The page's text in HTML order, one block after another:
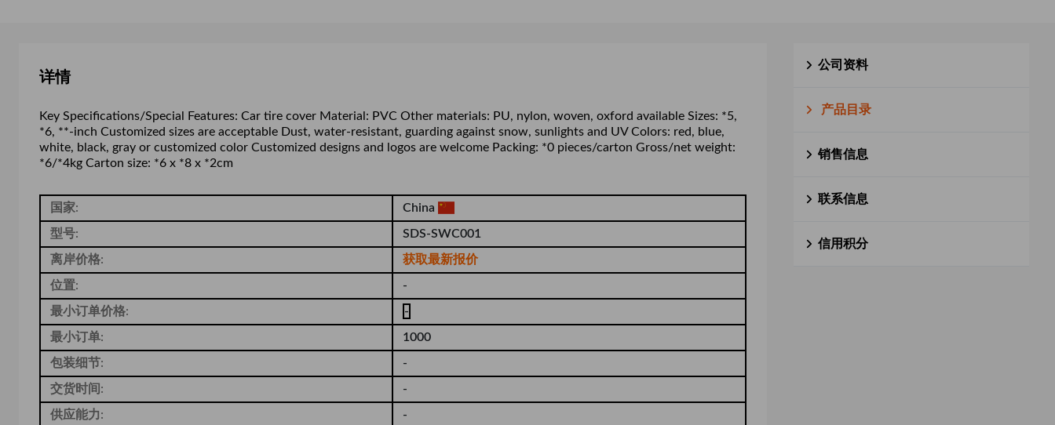
详情
Key Specifications/Special Features: Car tire cover Material: PVC Other materials: PU, nylon, woven, oxford available Sizes: *5,
*6, **-inch Customized sizes are acceptable Dust, water-resistant, guarding against snow, sunlights and UV Colors: red, blue,
white, black, gray or customized color Customized designs and logos are welcome Packing: *0 pieces/carton Gross/net weight:
*6/*4kg Carton size: *6 x *8 x *2cm
国家: China
型号: SDS-SWC001
离岸价格: 获取最新报价
位置: -
最小订单价格: -
最小订单: 1000
包装细节: -
交货时间: -
供应能力: -
公司资料
产品目录
销售信息
联系信息
信用积分